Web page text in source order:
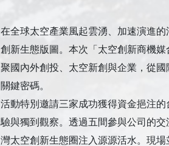
在全球太空產業風起雲湧、加速演進
創新生態版圖。本次「太空創新商機
聚國內外創投、太空新創與企業，從
關鍵密碼。
活動特別邀請三家成功獲得資金挹注
驗與獨到觀察。透過五間參與公司的
灣太空創新生態圈注入源源活水。現